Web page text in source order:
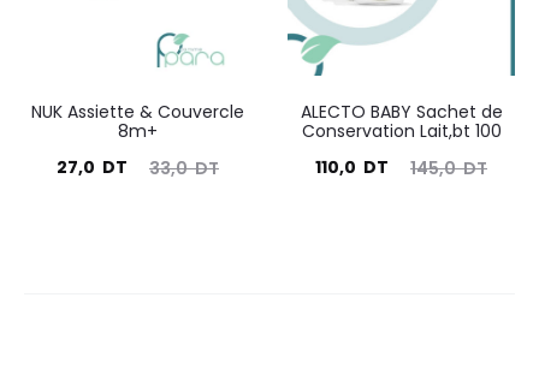
NUK Assiette & Couvercle
8m+
33,0DT
Le
27,0 DT
ALECTO BABY Sachet de
Conservation Lait,bt 100
145,0DT
Le
110,0 DT
Le